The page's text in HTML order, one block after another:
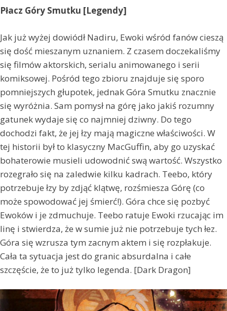
Płacz Góry Smutku [Legendy]
Jak już wyżej dowiódł Nadiru, Ewoki wśród fanów cieszą
się dość mieszanym uznaniem. Z czasem doczekaliśmy
się filmów aktorskich, serialu animowanego i serii
komiksowej. Pośród tego zbioru znajduje się sporo
pomniejszych głupotek, jednak Góra Smutku znacznie
się wyróżnia. Sam pomysł na górę jako jakiś rozumny
gatunek wydaje się co najmniej dziwny. Do tego
dochodzi fakt, że jej łzy mają magiczne właściwości. W
tej historii był to klasyczny MacGuffin, aby go uzyskać
bohaterowie musieli udowodnić swą wartość. Wszystko
rozegrało się na zaledwie kilku kadrach. Teebo, który
potrzebuje łzy by zdjąć klątwę, rozśmiesza Górę (co
może spowodować jej śmierć!). Góra chce się pozbyć
Ewoków i je zdmuchuje. Teebo ratuje Ewoki rzucając im
linę i stwierdza, że w sumie już nie potrzebuje tych łez.
Góra się wzrusza tym zacnym aktem i się rozpłakuje.
Cała ta sytuacja jest do granic absurdalna i całe
szczęście, że to już tylko legenda. [Dark Dragon]